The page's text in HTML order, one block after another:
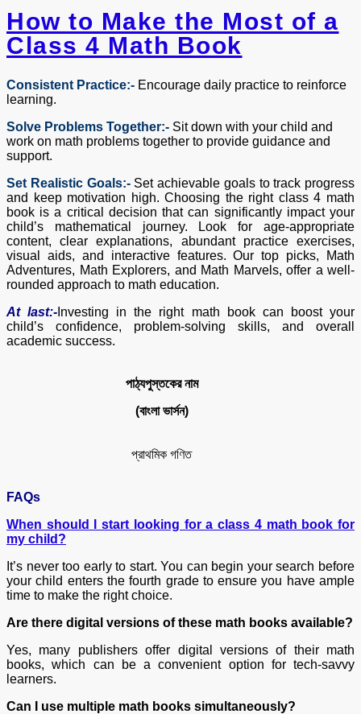
How to Make the Most of a
Class 4 Math Book
Consistent Practice:- Encourage daily practice to reinforce
learning.
Solve Problems Together:- Sit down with your child and
work on math problems together to provide guidance and
support.
Set Realistic Goals:-Set achievable goals to track progress
and keep motivation high. Choosing the right class 4 math
book is a critical decision that can significantly impact your
child’s mathematical journey. Look for age-appropriate
content, clear explanations, abundant practice exercises,
visual aids, and interactive features. Our top picks, Math
Adventures, Math Explorers, and Math Marvels, offer a well-
rounded approach to math education.
At last:- Investing in the right math book can boost your
child’s confidence, problem-solving skills, and overall
academic success.
পাঠ্যপুস্তকেরনাম
(বাংলাভার্সন)
প্রাথমিক গণিত
FAQs
When should I start looking for a class 4 math book for
my child?
It’s never too early to start. You can begin your search before
your child enters the fourth grade to ensure you have ample
time to make the right choice.
Are there digital versions of these math books available?
Yes, many publishers offer digital versions of their math
books, which can be a convenient option for tech-savvy
learners.
Can I use multiple math books simultaneously?